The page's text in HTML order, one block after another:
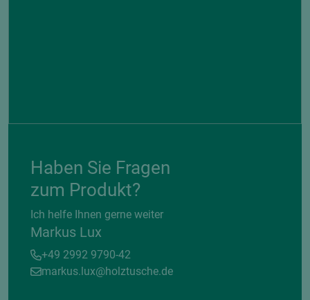
Haben Sie Fragen
zum Produkt?
Ich helfe Ihnen gerne weiter
Markus Lux
+49 2992 9790-42
markus.lux@holztusche.de